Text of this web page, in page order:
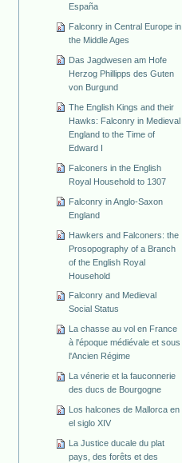
España
Falconry in Central Europe in
the Middle Ages
Das Jagdwesen am Hofe
Herzog Phillipps des Guten
von Burgund
The English Kings and their
Hawks: Falconry in Medieval
England to the Time of
Edward I
Falconers in the English
Royal Household to 1307
Falconry in Anglo-Saxon
England
Hawkers and Falconers: the
Prosopography of a Branch
of the English Royal
Household
Falconry and Medieval
Social Status
La chasse au vol en France
à l'époque médiévale et sous
l'Ancien Régime
La vénerie et la fauconnerie
des ducs de Bourgogne
Los halcones de Mallorca en
el siglo XIV
La Justice ducale du plat
pays, des forêts et des